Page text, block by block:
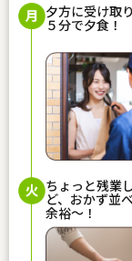
夕方に受け取
５分で夕食！
ちょっと残業
ど、おかず並
余裕〜！